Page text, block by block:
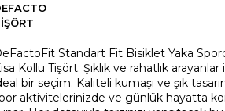
Standart Fit Bisiklet Yaka
Kollu Tişört: Şıklık ve rahatlık arayanlar
bir seçim. Kaliteli kumaşı ve şık
aktivitelerinizde ve günlük hayatta